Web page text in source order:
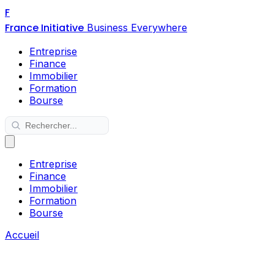
F
France Initiative Business Everywhere
Entreprise
Finance
Immobilier
Formation
Bourse
Entreprise
Finance
Immobilier
Formation
Bourse
Accueil